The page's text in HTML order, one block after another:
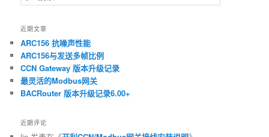
索
近期文章
ARC156 抗噪声性能
ARC156与发送多帧比例
CCN Gateway 版本升级记录
最灵活的Modbus网关
BACRouter 版本升级记录6.00+
近期评论